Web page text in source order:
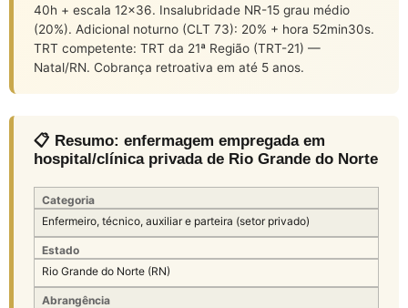
40h + escala 12×36. Insalubridade NR-15 grau médio
(20%). Adicional noturno (CLT 73): 20% + hora 52min30s.
TRT competente: TRT da 21ª Região (TRT-21) —
Natal/RN. Cobrança retroativa em até 5 anos.
📋 Resumo: enfermagem empregada em
hospital/clínica privada de Rio Grande do Norte
Categoria
Enfermeiro, técnico, auxiliar e parteira (setor privado)
Estado
Rio Grande do Norte (RN)
Abrangência